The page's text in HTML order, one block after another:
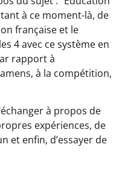
à ce moment-là, de
française et le
4 avec ce système en
rapport à
à la compétition,
à propos de
expériences, de
et enfin, d’essayer de